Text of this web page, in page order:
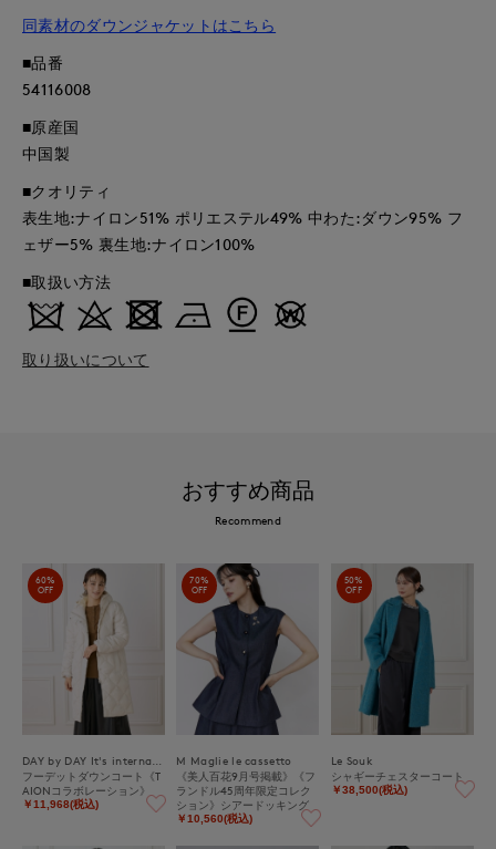
同素材のダウンジャケットはこちら
■品番
54116008
■原産国
中国製
■クオリティ
表生地:ナイロン51% ポリエステル49% 中わた:ダウン95% フ
ェザー5% 裏生地:ナイロン100%
■取扱い方法
取り扱いについて
おすすめ商品
Recommend
60%
OFF
フーデットダウンコート《T
AIONコラボレーション》
￥11,968(税込)
70%
OFF
M Maglie le cassetto
《美人百花9月号掲載》《フ
ランドル45周年限定コレク
ション》シアードッキング
デニムジレ《M Maglie le ca
￥10,560(税込)
50%
OFF
Le Souk
シャギーチェスターコート
￥38,500(税込)